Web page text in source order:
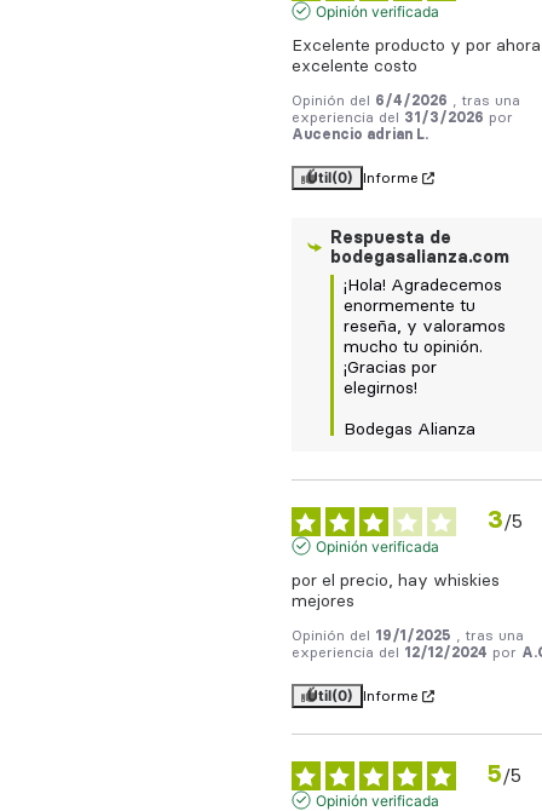
Opinión verificada
Excelente producto y por ahora
excelente costo
Opinión del 6/4/2026
, tras una
experiencia del
31/3/2026 por
Aucencio adrian L.
Útil(0) Informe
Respuesta de
bodegasalianza.com
¡Hola! Agradecemos
enormemente tu
reseña, y valoramos
mucho tu opinión.
¡Gracias por
elegirnos!
Bodegas Alianza
3/5
Opinión verificada
por el precio, hay whiskies
mejores
Opinión del 19/1/2025
, tras una
experiencia del
12/12/2024 por
Útil(0) Informe
5/5
Opinión verificada